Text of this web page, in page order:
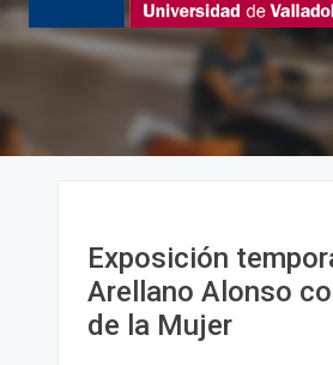
Exposición
Arellano Alonso
de la Mujer